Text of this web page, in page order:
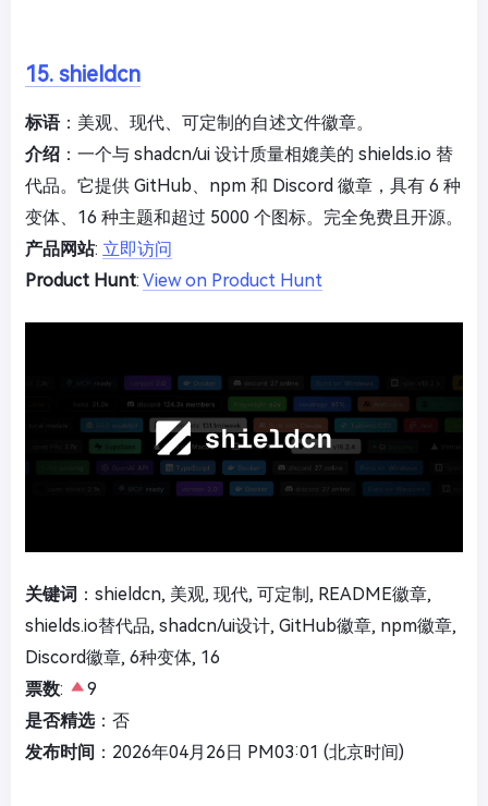
15. shieldcn
标语：美观、现代、可定制的自述文件徽章。
介绍 ：一个与 shadcn/ui 设计质量相媲美的 shields.io 替
代品。它提供 GitHub、npm 和 Discord 徽章，具有 6 种
变体、16 种主题和超过 5000 个图标。完全免费且开源。
产品网站: 立即访问
Product Hunt: View on Product Hunt
关键词 ：shieldcn, 美观, 现代, 可定制, README徽章,
shields.io替代品, shadcn/ui设计, GitHub徽章, npm徽章,
Discord徽章, 6种变体, 16
票数:
9
是否精选：否
发布时间 ：2026年04月26日 PM03:01 (北京时间)